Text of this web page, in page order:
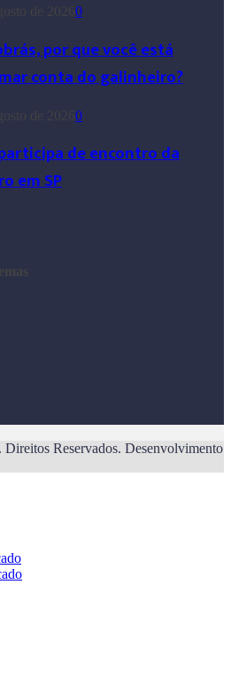
0
por que você está
conta do galinheiro?
0
de encontro da
em SP
Reservados. Desenvolvimento